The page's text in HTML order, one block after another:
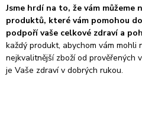
Jsme hrdí na to, že vám
produktů, které vám pomohou
podpoří vaše celkové zdraví a
každý produkt, abychom vám mohli
nejkvalitnější zboží od prověřených
je Vaše zdraví v dobrých rukou.